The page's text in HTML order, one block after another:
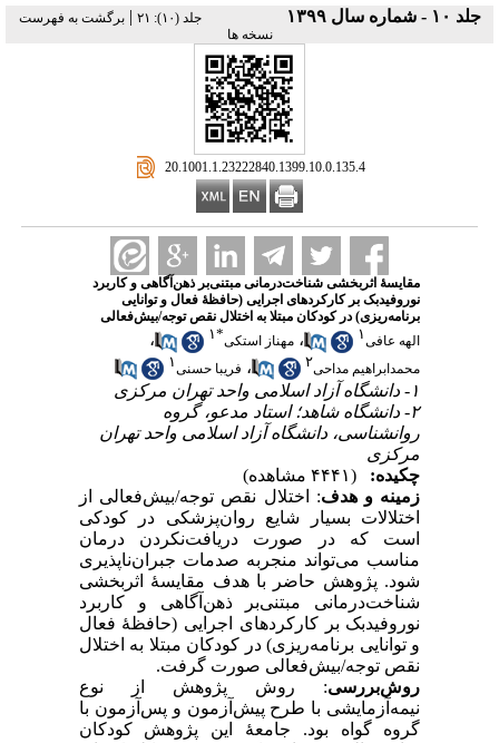
جلد ۱۰ - شماره سال ۱۳۹۹ ‫جلد (۱۰): ۲۱ |برگشت به فهرست
نسخه ها
‎ 20.1001.1.23222840.1399.10.0.135.4
مقایسهٔ اثربخشی شناخت‌‌درمانی مبتنی‌بر ذهن‌آگاهی و کاربرد
نوروفیدبک بر کارکردهای اجرایی (حافظهٔ فعال و توانایی
برنامه‌ریزی) در کودکان مبتلا به اختلال نقص توجه/بیش‌فعالی
الهه عافی۱ ، مهناز استکی*۱ ،
محمدابراهیم مداحی۲ ، فریبا حسنی۱
۱- دانشگاه آزاد اسلامی واحد تهران مرکزی
۲- دانشگاه شاهد؛ استاد مدعو، گروه
روانشناسی، دانشگاه آزاد اسلامی واحد تهران
مرکزی
چکیده:
(۴۴۴۱ مشاهده)
زمینه و هدف: اختلال نقص ‌توجه/بیش‌فعالی از
اختلالات بسیار شایع‌ روان‌پزشکی در کودکی
است که در صورت دریافت‌نکردن درمان
مناسب می‌تواند منجربه صدمات جبران‌ناپذیری
شود. پژوهش حاضر با هدف مقایسهٔ اثربخشی
شناخت‌درمانی مبتنی‌بر ذهن‌آگاهی و کاربرد
نوروفیدبک بر کارکردهای اجرایی (حافظهٔ فعال
و توانایی برنامه‌ریزی) در کودکان مبتلا به اختلال
نقص توجه/بیش‌فعالی صورت گرفت.
روش‌بررسی: روش پژوهش از نوع
نیمه‌‌آزمایشی با طرح پیش‌آزمون و پس‌آزمون با
گروه گواه بود. جامعهٔ این پژوهش کودکان